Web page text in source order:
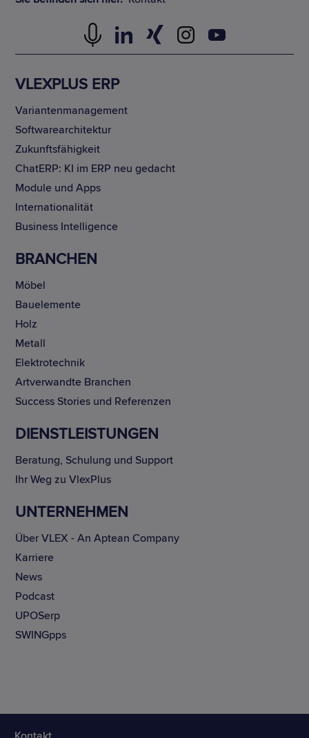
VLEXPLUS ERP
Variantenmanagement
Softwarearchitektur
Zukunftsfähigkeit
ChatERP: KI im ERP neu gedacht
Module und Apps
Internationalität
Business Intelligence
BRANCHEN
Möbel
Bauelemente
Holz
Metall
Elektrotechnik
Artverwandte Branchen
Success Stories und Referenzen
DIENSTLEISTUNGEN
Beratung, Schulung und Support
Ihr Weg zu VlexPlus
UNTERNEHMEN
Über VLEX - An Aptean Company
Karriere
News
Podcast
UPOSerp
SWINGpps